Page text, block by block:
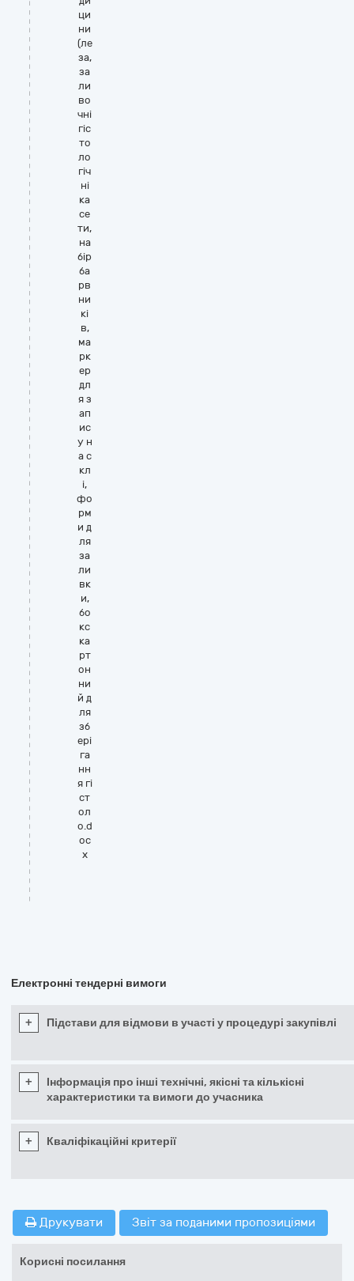
ци
ни
(ле
за,
за
ли
во
чні
гіс
то
ло
гіч
ні
ка
се
ти,
на
бір
ба
рв
ни
кі
в,
ма
рк
ер
дл
я з
ап
ис
у н
а с
кл
і,
фо
рм
и д
ля
за
ли
вк
и,
бо
кс
ка
рт
он
ни
й д
ля
зб
ері
га
нн
я гі
ст
ол
о.d
oc
x
Електронні тендерні вимоги
+ Підстави для відмови в участі у процедурі закупівлі
+
Інформація про інші технічні, якісні та кількісні
характеристики та вимоги до учасника
+ Кваліфікаційні критерії
Друкувати Звіт за поданими пропозиціями
Корисні посилання